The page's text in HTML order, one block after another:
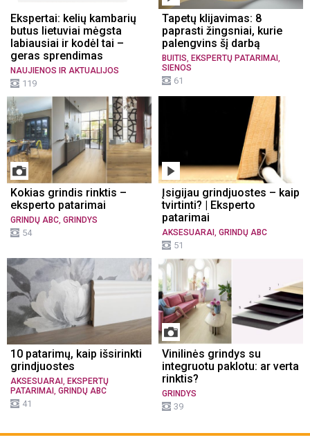
Ekspertai: kelių kambarių
butus lietuviai mėgsta
labiausiai ir kodėl tai –
geras sprendimas
NAUJIENOS IR AKTUALIJOS
119
Tapetų klijavimas: 8
paprasti žingsniai, kurie
palengvins šį darbą
BUITIS, EKSPERTŲ PATARIMAI ,
SIENOS
61
Kokias grindis rinktis –
eksperto patarimai
GRINDŲ ABC GRINDYS
54
Įsigijau grindjuostes – kaip
tvirtinti? | Eksperto
patarimai
AKSESUARAI GRINDŲ ABC
51
10 patarimų, kaip išsirinkti
grindjuostes
AKSESUARAI , EKSPERTŲ
PATARIMAI , GRINDŲ ABC
41
Vinilinės grindys su
integruotu paklotu: ar verta
rinktis?
GRINDYS
39